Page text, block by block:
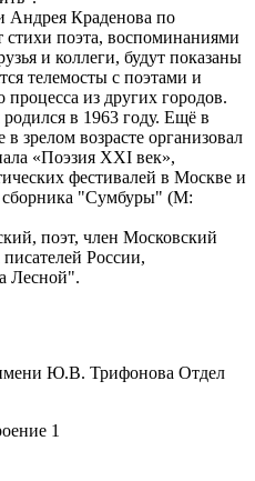
Андрея Краденова по
стихи поэта, воспоминаниями
и коллеги, будут показаны
телемосты с поэтами и
процесса из других городов.
в 1963 году. Ещё в
зрелом возрасте организовал
«Поэзия XXI век»,
фестивалей в Москве и
сборника "Сумбуры" (М:
поэт, член Московский
России,
Лесной".
Ю.В. Трифонова Отдел
1